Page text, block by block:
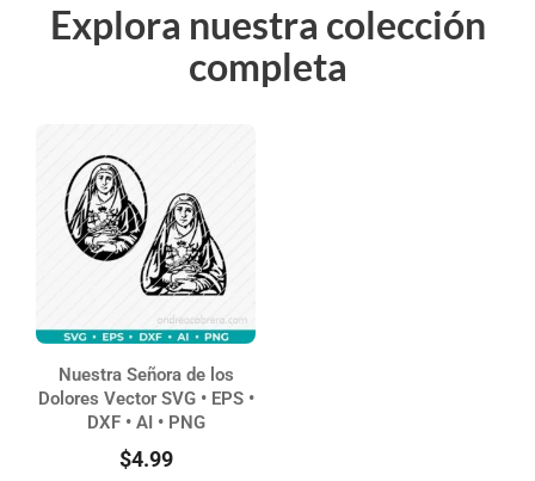
Explora nuestra colección
completa
Nuestra Señora de los
Dolores Vector SVG • EPS •
DXF • AI • PNG
$4.99